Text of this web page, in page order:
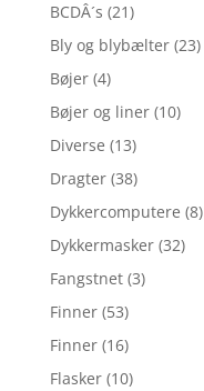
BCDÂ´s (21)
Bly og blybælter (23)
Bøjer (4)
Bøjer og liner (10)
Diverse (13)
Dragter (38)
Dykkercomputere (8)
Dykkermasker (32)
Fangstnet (3)
Finner (53)
Finner (16)
Flasker (10)